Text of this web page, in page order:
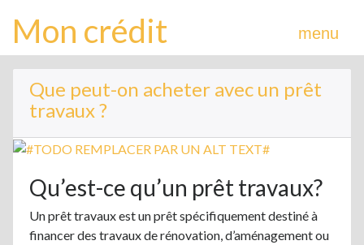
Mon crédit menu
Que peut-on acheter avec un prêt
travaux ?
Qu’est-ce qu’un prêt travaux?
Un prêt travaux est un prêt spécifiquement destiné à
financer des travaux de rénovation, d’aménagement ou